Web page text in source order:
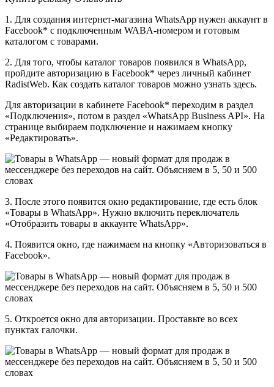
1. Для создания интернет-магазина WhatsApp нужен аккаунт в
Facebook* с подключенным WABA-номером и готовым
каталогом с товарами.
2. Для того, чтобы каталог товаров появился в WhatsApp,
пройдите авторизацию в Facebook* через личный кабинет
RadistWeb. Как создать каталог товаров можно узнать здесь.
Для авторизации в кабинете Facebook* переходим в раздел
«Подключения», потом в раздел «WhatsApp Business API». На
странице выбираем подключение и нажимаем кнопку
«Редактировать».
3. После этого появится окно редактирование, где есть блок
«Товары в WhatsApp». Нужно включить переключатель
«Отобразить товары в аккаунте WhatsApp».
4. Появится окно, где нажимаем на кнопку «Авторизоваться в
Facebook».
5. Откроется окно для авторизации. Проставьте во всех
пунктах галочки.